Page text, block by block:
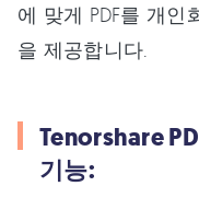
에 맞게 PDF를 개
을 제공합니다.
Tenorshare
기능: